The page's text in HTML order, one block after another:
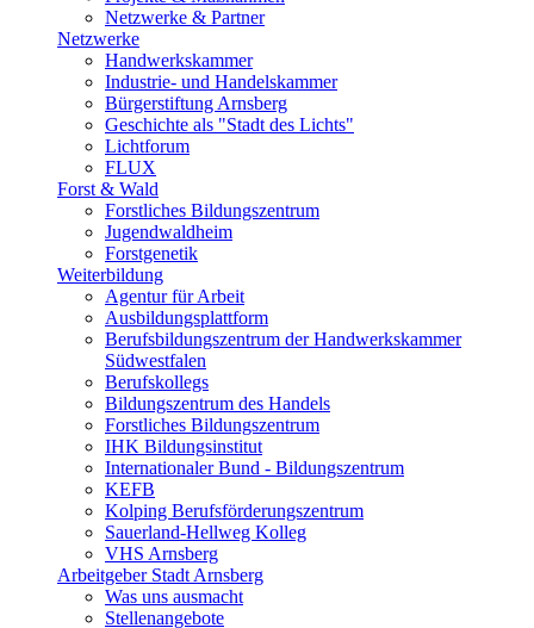
Netzwerke & Partner
Netzwerke
Handwerkskammer
Industrie- und Handelskammer
Bürgerstiftung Arnsberg
Geschichte als "Stadt des Lichts"
Lichtforum
FLUX
Forst & Wald
Forstliches Bildungszentrum
Jugendwaldheim
Forstgenetik
Weiterbildung
Agentur für Arbeit
Ausbildungsplattform
Berufsbildungszentrum der Handwerkskammer
Südwestfalen
Berufskollegs
Bildungszentrum des Handels
Forstliches Bildungszentrum
IHK Bildungsinstitut
Internationaler Bund - Bildungszentrum
KEFB
Kolping Berufsförderungszentrum
Sauerland-Hellweg Kolleg
VHS Arnsberg
Arbeitgeber Stadt Arnsberg
Was uns ausmacht
Stellenangebote